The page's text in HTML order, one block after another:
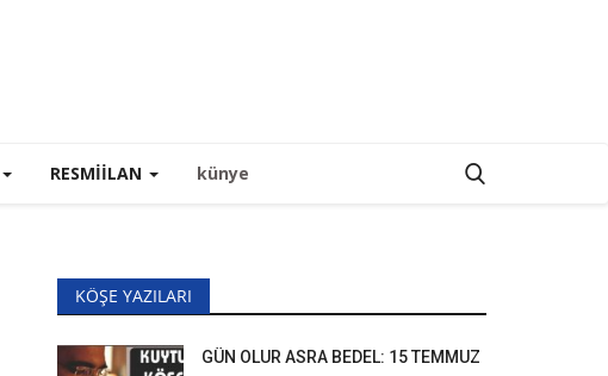
RESMIILAN künye
KÖŞE YAZILARI
GÜN OLUR ASRA BEDEL: 15 TEMMUZ